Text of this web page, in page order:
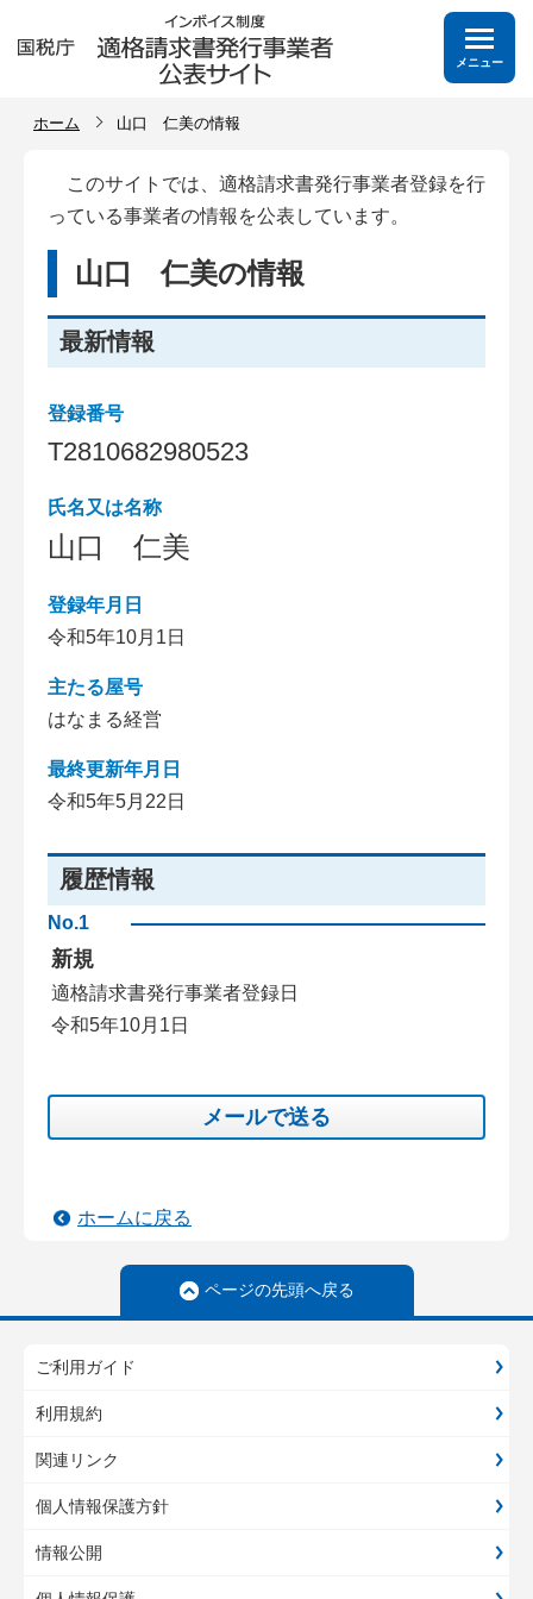
メニュー
ホーム 山口 仁美の情報
このサイトでは、適格請求書発行事業者登録を行
っている事業者の情報を公表しています。
山口 仁美の情報
最新情報
登録番号
T2810682980523
氏名又は名称
山口 仁美
登録年月日
令和5年10月1日
主たる屋号
はなまる経営
最終更新年月日
令和5年5月22日
履歴情報
No.1
新規
適格請求書発行事業者登録日
令和5年10月1日
メールで送る
ホームに戻る
ページの先頭へ戻る
ご利用ガイド
利用規約
関連リンク
個人情報保護方針
情報公開